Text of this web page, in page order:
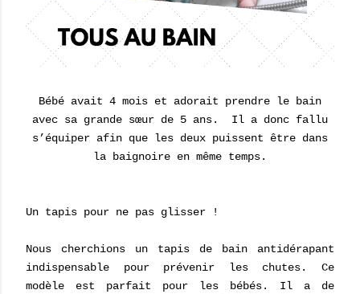
Bébé avait 4 mois et adorait prendre le bain
avec sa grande sœur de 5 ans. Il a donc fallu
s’équiper afin que les deux puissent être dans
la baignoire en même temps.
Un tapis pour ne pas glisser !
Nous cherchions un tapis de bain antidérapant
indispensable pour prévenir les chutes. Ce
modèle est parfait pour les bébés. Il a de